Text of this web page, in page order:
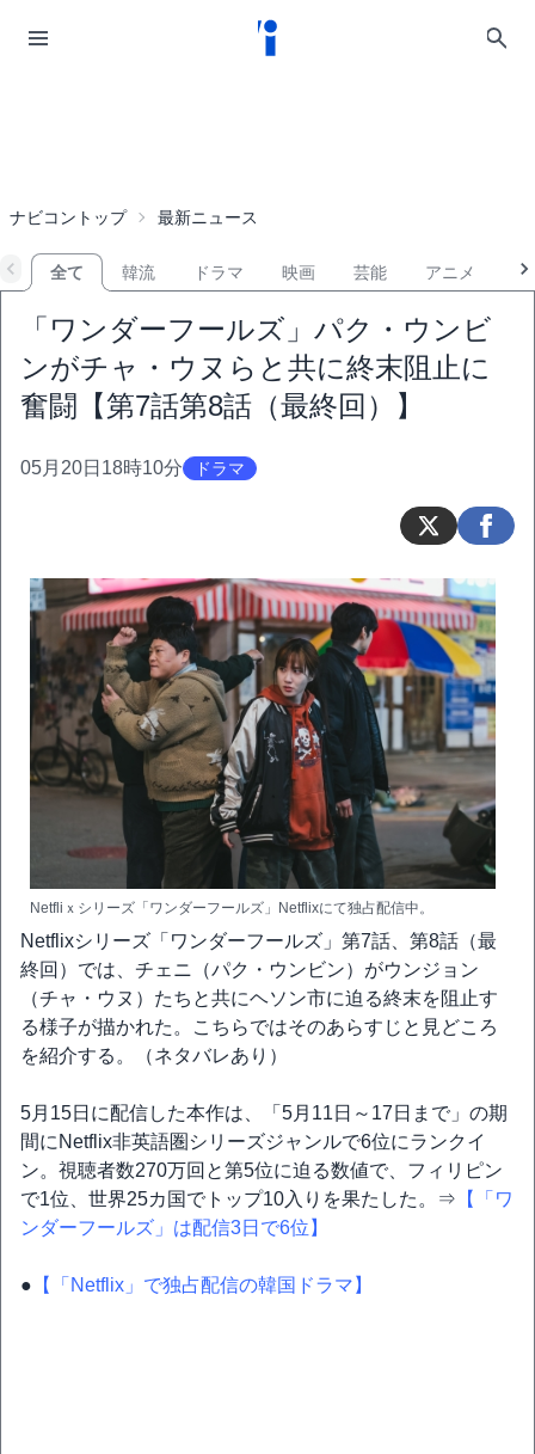
ナビコントップ 最新ニュース
全て 韓流 ドラマ 映画 芸能 アニメ
「ワンダーフールズ」パク・ウンビ
ンがチャ・ウヌらと共に終末阻止に
奮闘【第7話第8話（最終回）】
05月20日18時10分 ドラマ
Netfliｘシリーズ「ワンダーフールズ」Netflixにて独占配信中。
Netflixシリーズ「ワンダーフールズ」第7話、第8話（最
終回）では、チェニ（パク・ウンビン）がウンジョン
（チャ・ウヌ）たちと共にヘソン市に迫る終末を阻止す
る様子が描かれた。こちらではそのあらすじと見どころ
を紹介する。（ネタバレあり）
5月15日に配信した本作は、「5月11日～17日まで」の期
間にNetflix非英語圏シリーズジャンルで6位にランクイ
ン。視聴者数270万回と第5位に迫る数値で、フィリピン
で1位、世界25カ国でトップ10入りを果たした。⇒ 【「ワ
ンダーフールズ」は配信3日で6位】
● 【「Netflix」で独占配信の韓国ドラマ】